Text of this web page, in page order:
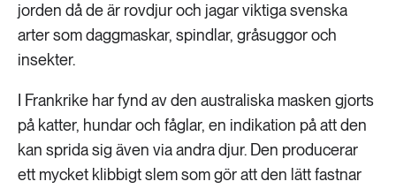
jorden då de är rovdjur och jagar viktiga svenska
arter som daggmaskar, spindlar, gråsuggor och
insekter.
I Frankrike har fynd av den australiska masken gjorts
på katter, hundar och fåglar, en indikation på att den
kan sprida sig även via andra djur. Den producerar
ett mycket klibbigt slem som gör att den lätt fastnar